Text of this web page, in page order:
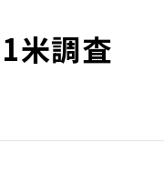
米調査